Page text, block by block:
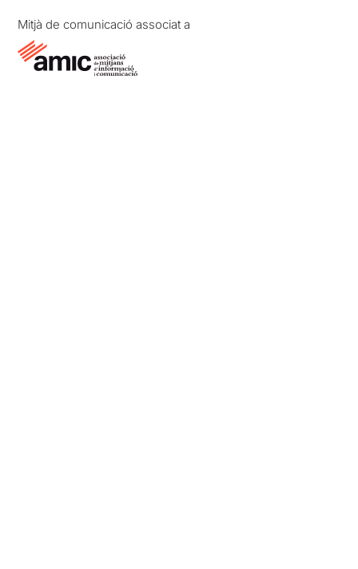
Mitjà de comunicació associat a